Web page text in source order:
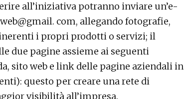
all’iniziativa potranno inviare un’e-
com, allegando fotografie,
i propri prodotti o servizi; il
due pagine assieme ai seguenti
sito web e link delle pagine aziendali in
questo per creare una rete di
visibilità all’impresa.